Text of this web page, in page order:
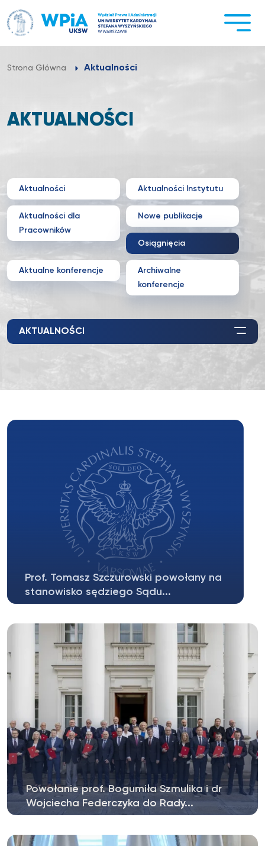
do
treści
Strona Główna Aktualności
AKTUALNOŚCI
Aktualności Aktualności Instytutu
Aktualności dla
Pracowników
Nowe publikacje
Osiągnięcia
Aktualne konferencje
Archiwalne
konferencje
AKTUALNOŚCI
Prof. Tomasz Szczurowski powołany na
stanowisko sędziego Sądu...
wręczył akt powołania do pełnienia...
Powołanie prof. Bogumiła Szmulika i dr
Wojciecha Federczyka do Rady...
Prawa i Administracji Uniwersytetu...